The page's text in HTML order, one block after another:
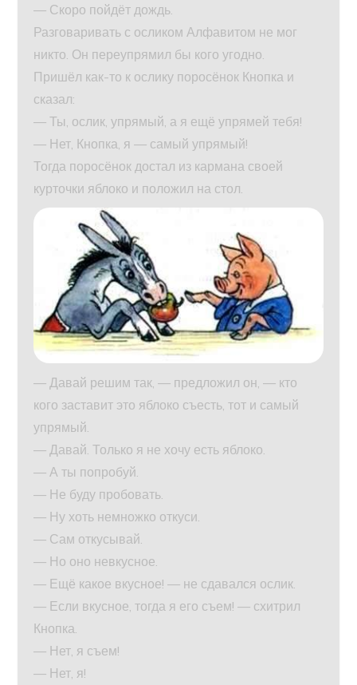
— Скоро пойдёт дождь.
Разговаривать с осликом Алфавитом не мог
никто. Он переупрямил бы кого угодно.
Пришёл как-то к ослику поросёнок Кнопка и
сказал:
— Ты, ослик, упрямый, а я ещё упрямей тебя!
— Нет, Кнопка, я — самый упрямый!
Тогда поросёнок достал из кармана своей
курточки яблоко и положил на стол.
— Давай решим так, — предложил он, — кто
кого заставит это яблоко съесть, тот и самый
упрямый.
— Давай. Только я не хочу есть яблоко.
— А ты попробуй.
— Не буду пробовать.
— Ну хоть немножко откуси.
— Сам откусывай.
— Но оно невкусное.
— Ещё какое вкусное! — не сдавался ослик.
— Если вкусное, тогда я его съем! — схитрил
Кнопка.
— Нет, я съем!
— Нет, я!